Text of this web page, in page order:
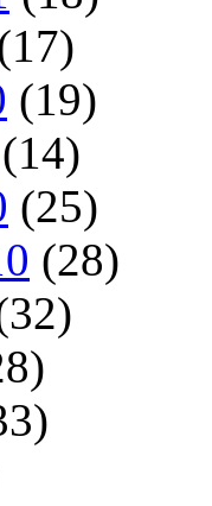
(19)
(14)
(25)
(28)